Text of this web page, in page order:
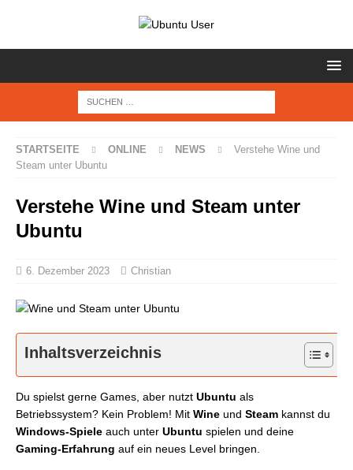
STARTSEITE ONLINE NEWS
Verstehe Wine und
Steam unter Ubuntu
Verstehe Wine und Steam unter
Ubuntu
6. Dezember 2023 Christian
Inhaltsverzeichnis
Du spielst gerne Games, aber nutzt Ubuntu als
Betriebssystem? Kein Problem! Mit Wine und Steam kannst du
Windows-Spiele auch unter Ubuntu spielen und deine
Gaming-Erfahrung auf ein neues Level bringen.